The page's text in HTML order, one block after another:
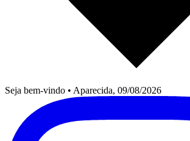
Seja bem-vindo • Aparecida, 09/08/2026